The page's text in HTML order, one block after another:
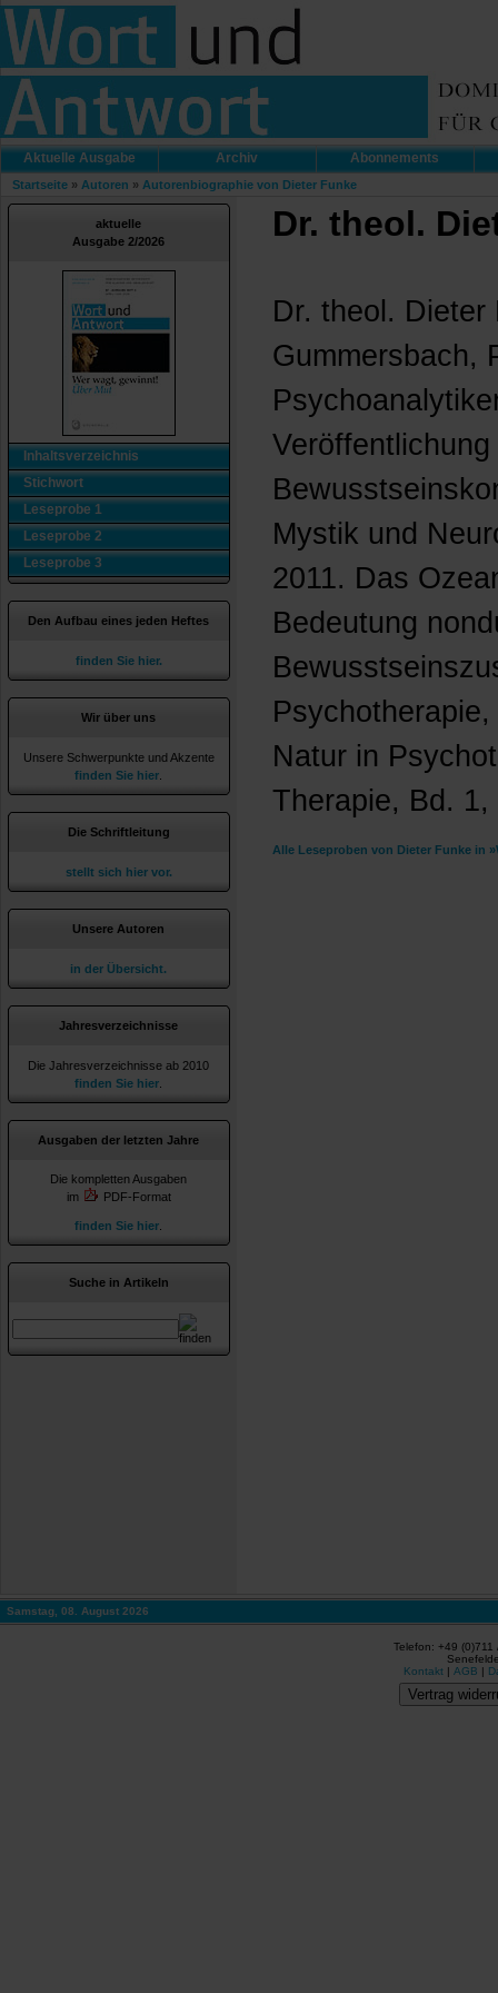
Aktuelle Ausgabe Archiv Abonnements
Startseite » Autoren » Autorenbiographie von Dieter Funke
aktuelle
Ausgabe 2/2026
Inhaltsverzeichnis
Stichwort
Leseprobe 1
Leseprobe 2
Leseprobe 3
Den Aufbau eines jeden Heftes
finden Sie hier.
Wir über uns
Unsere Schwerpunkte und Akzente
finden Sie hier
Die Schriftleitung
stellt sich hier vor.
Unsere Autoren
in der Übersicht.
Jahresverzeichnisse
Die Jahresverzeichnisse ab 2010
finden Sie hier
Ausgaben der letzten Jahre
Die kompletten Ausgaben
im
PDF-Format
finden Sie hier
Suche in Artikeln
Dr. theol.
Dr. theol. Dieter
Gummersbach,
Mystik und
2011. Das
Bedeutung
Natur in
Therapie, Bd.
Alle Leseproben von Dieter Funke in
Samstag, 08. August 2026
Telefon: +49
Kontakt | AGB |
Vertrag